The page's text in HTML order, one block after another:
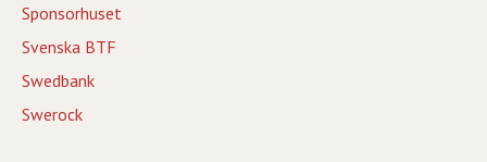
Sponsorhuset
Svenska BTF
Swedbank
Swerock